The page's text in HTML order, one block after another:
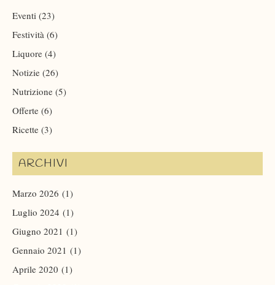
Eventi (23)
Festività (6)
Liquore (4)
Notizie (26)
Nutrizione (5)
Offerte (6)
Ricette (3)
ARCHIVI
Marzo 2026 (1)
Luglio 2024 (1)
Giugno 2021 (1)
Gennaio 2021 (1)
Aprile 2020 (1)